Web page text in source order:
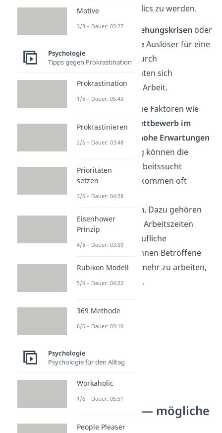
eher dazu, Workaholics zu werden.
Zudem können Beziehungskrisen oder
finanzielle ProblemeAuslöser für eine
Arbeitssucht sein. Durch
Unsicherheiten flüchten sich
Betroffene oft in die Arbeit.
Auch gesellschaftliche Faktoren wie
der zunehmende
Wettbewerb im
Arbeitsmarkt
hohe Erwartungen
an beruflichen Erfolg können die
Entwicklung einer Arbeitssucht
begünstigen. Hinzu kommen oft
ungünstige
Arbeitsbedingungen.Dazu gehören
beispielsweise lange Arbeitszeiten
oder eine starke berufliche
Unsicherheit. Sie können Betroffene
dazu bringen, noch mehr zu arbeiten,
um sich abzusichern.
Arbeitssucht — mögliche
Folgen
Motive
3/3 – Dauer: 05:27
Psychologie
Tipps gegen Prokrastination
Prokrastination
1/6 – Dauer: 05:43
Prokrastinieren
2/6 – Dauer: 03:48
Prioritäten
setzen
3/6 – Dauer: 04:28
Eisenhower
Prinzip
4/6 – Dauer: 03:09
Rubikon Modell
5/6 – Dauer: 04:22
369 Methode
6/6 – Dauer: 03:10
Psychologie
Psychologie für den Alltag
Workaholic
1/6 – Dauer: 05:51
People Pleaser